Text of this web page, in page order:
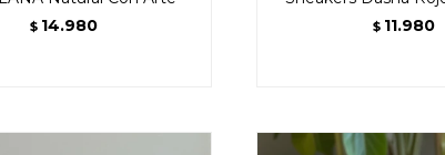
$ 14.980 $ 11.980